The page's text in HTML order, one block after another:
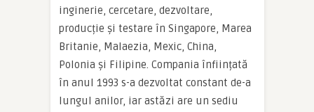
inginerie, cercetare, dezvoltare,
producție și testare în Singapore, Marea
Britanie, Malaezia, Mexic, China,
Polonia și Filipine. Compania înființată
în anul 1993 s-a dezvoltat constant de-a
lungul anilor, iar astăzi are un sediu